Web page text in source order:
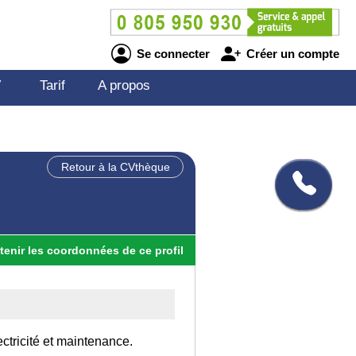
Se connecter Créer un compte
Tarif A propos
Retour à la CVthèque
les coordonnées de ce profil
et maintenance.